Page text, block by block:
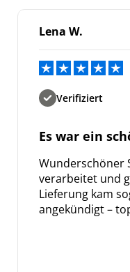
Lena W.
Verifiziert
Es war ein
Wunderschöner
verarbeitet und
Lieferung kam
angekündigt –